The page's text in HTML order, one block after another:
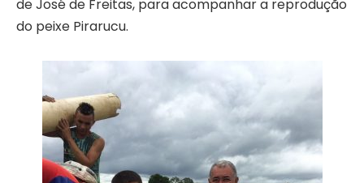
de José de Freitas, para acompanhar a reprodução
do peixe Pirarucu.